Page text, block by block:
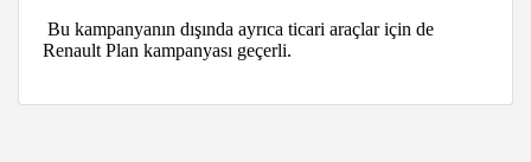
Bu kampanyanın dışında ayrıca ticari araçlar için de
Renault Plan kampanyası geçerli.